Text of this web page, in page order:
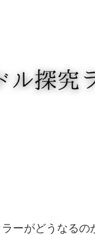
ーがどうなる